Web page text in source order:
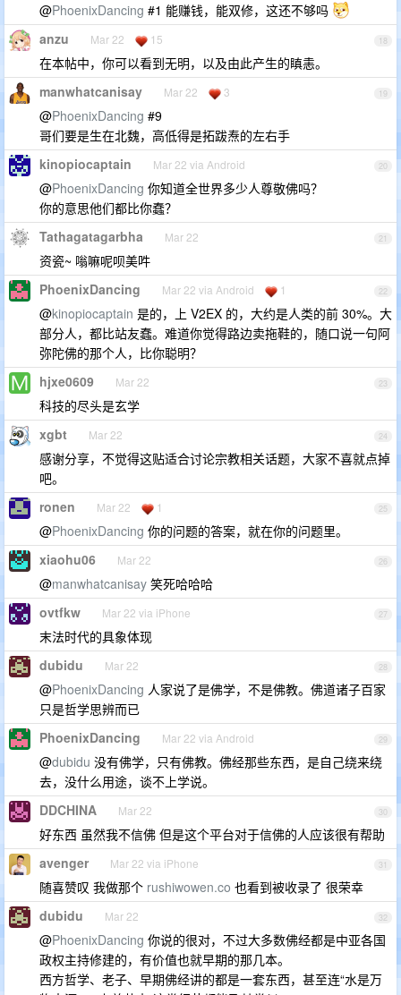
@PhoenixDancing #1 能赚钱，能双修，这还不够吗
18
anzu Mar 22 15
在本帖中，你可以看到无明，以及由此产生的瞋恚。
19
manwhatcanisay Mar 22 3
@PhoenixDancing #9
哥们要是生在北魏，高低得是拓跋焘的左右手
20
kinopiocaptain Mar 22 via Android
@PhoenixDancing 你知道全世界多少人尊敬佛吗？
你的意思他们都比你蠢？
21
Tathagatagarbha Mar 22
资瓷~ 嗡嘛呢呗美吽
22
PhoenixDancing Mar 22 via Android 1
@kinopiocaptain 是的，上 V2EX 的，大约是人类的前 30%。大
部分人，都比站友蠢。难道你觉得路边卖拖鞋的，随口说一句阿
弥陀佛的那个人，比你聪明？
23
hjxe0609 Mar 22
科技的尽头是玄学
24
xgbt Mar 22
感谢分享，不觉得这贴适合讨论宗教相关话题，大家不喜就点掉
吧。
25
ronen Mar 22 1
@PhoenixDancing 你的问题的答案，就在你的问题里。
26
xiaohu06 Mar 22
@manwhatcanisay 笑死哈哈哈
27
ovtfkw Mar 22 via iPhone
末法时代的具象体现
28
dubidu Mar 22
@PhoenixDancing 人家说了是佛学，不是佛教。佛道诸子百家
只是哲学思辨而已
29
PhoenixDancing Mar 22 via Android
@dubidu 没有佛学，只有佛教。佛经那些东西，是自己绕来绕
去，没什么用途，谈不上学说。
30
DDCHINA Mar 22
好东西 虽然我不信佛 但是这个平台对于信佛的人应该很有帮助
31
avenger Mar 22 via iPhone
随喜赞叹 我做那个 rushiwowen.co 也看到被收录了 很荣幸
32
dubidu Mar 22
@PhoenixDancing 你说的很对，不过大多数佛经都是中亚各国
政权主持修建的，有价值也就早期的那几本。
西方哲学、老子、早期佛经讲的都是一套东西，甚至连“水是万